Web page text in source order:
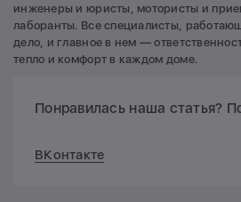
инженеры и юристы, мотористы и
лаборанты. Все специалисты,
дело, и главное в нем —
тепло и комфорт в каждом доме.
Понравилась наша статья?
ВКонтакте